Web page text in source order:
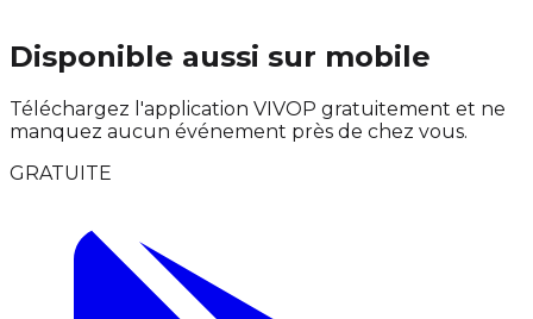
Disponible aussi sur mobile
Téléchargez l'application VIVOP gratuitement et ne
manquez aucun événement près de chez vous.
GRATUITE